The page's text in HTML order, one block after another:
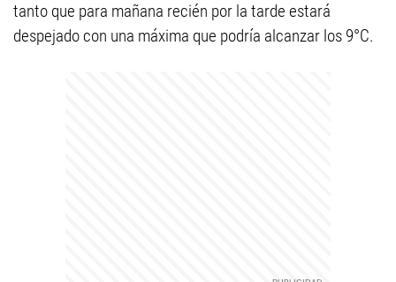
tanto que para mañana recién por la tarde estará
despejado con una máxima que podría alcanzar los 9°C.